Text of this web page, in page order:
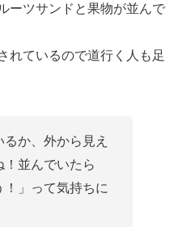
ーツサンドと果物が並んで
れているので道行く人も足
か、外から見え
！並んでいたら
！」って気持ちに